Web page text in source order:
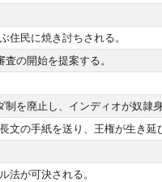
住民に焼き討ちされる。
の開始を提案する。
を廃止し、インディオが奴隷
の手紙を送り、王権が生き
法が可決される。